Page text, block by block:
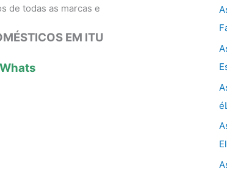
de todas as marcas e
EM ITU